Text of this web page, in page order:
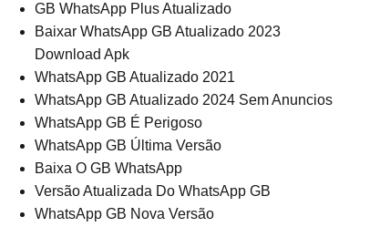
GB WhatsApp Plus Atualizado
Baixar WhatsApp GB Atualizado 2023
Download Apk
WhatsApp GB Atualizado 2021
WhatsApp GB Atualizado 2024 Sem Anuncios
WhatsApp GB É Perigoso
WhatsApp GB Última Versão
Baixa O GB WhatsApp
Versão Atualizada Do WhatsApp GB
WhatsApp GB Nova Versão